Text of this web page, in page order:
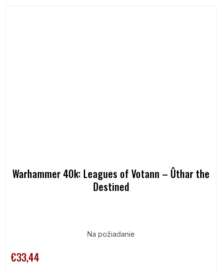
Warhammer 40k: Leagues of Votann – Ûthar the
Destined
Na požiadanie
€33,44